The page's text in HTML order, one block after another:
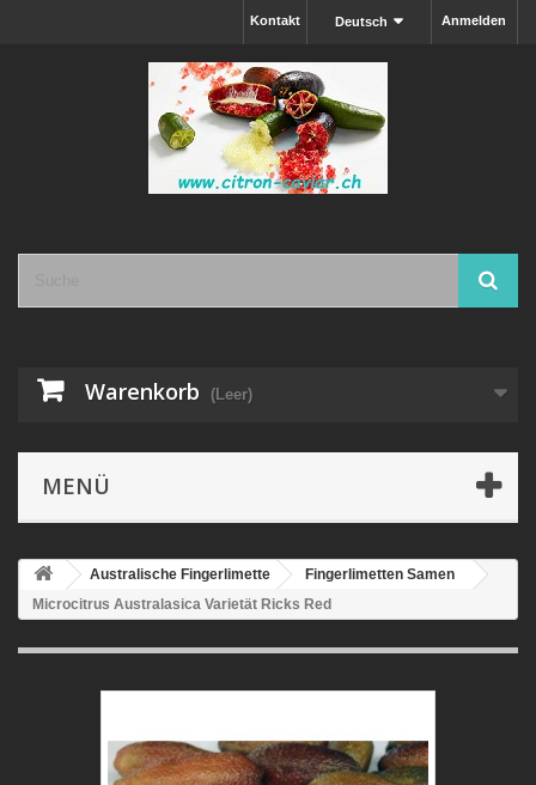
Anmelden
Deutsch
Kontakt
Warenkorb (Leer)
MENÜ
Australische Fingerlimette
Fingerlimetten Samen
Microcitrus Australasica Varietät Ricks Red